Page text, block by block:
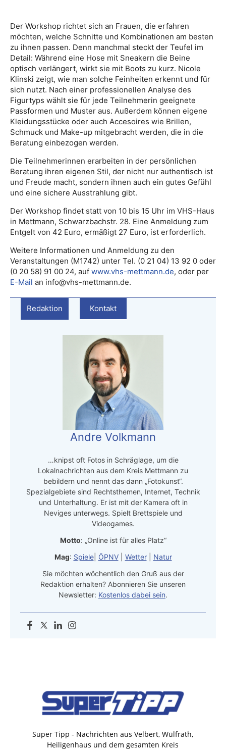
Der Workshop richtet sich an Frauen, die erfahren
möchten, welche Schnitte und Kombinationen am besten
zu ihnen passen. Denn manchmal steckt der Teufel im
Detail: Während eine Hose mit Sneakern die Beine
optisch verlängert, wirkt sie mit Boots zu kurz. Nicole
Klinski zeigt, wie man solche Feinheiten erkennt und für
sich nutzt. Nach einer professionellen Analyse des
Figurtyps wählt sie für jede Teilnehmerin geeignete
Passformen und Muster aus. Außerdem können eigene
Kleidungsstücke oder auch Accesoires wie Brillen,
Schmuck und Make-up mitgebracht werden, die in die
Beratung einbezogen werden.
Die Teilnehmerinnen erarbeiten in der persönlichen
Beratung ihren eigenen Stil, der nicht nur authentisch ist
und Freude macht, sondern ihnen auch ein gutes Gefühl
und eine sichere Ausstrahlung gibt.
Der Workshop findet statt von 10 bis 15 Uhr im VHS-Haus
in Mettmann, Schwarzbachstr. 28. Eine Anmeldung zum
Entgelt von 42 Euro, ermäßigt 27 Euro, ist erforderlich.
Weitere Informationen und Anmeldung zu den
Veranstaltungen (M1742) unter Tel. (0 21 04) 13 92 0 oder
(0 20 58) 91 00 24, auf www.vhs-mettmann.de, oder per
E-Mail an info@vhs-mettmann.de.
Redaktion Kontakt
Andre Volkmann
…knipst oft Fotos in Schräglage, um die
Lokalnachrichten aus dem Kreis Mettmann zu
bebildern und nennt das dann „Fotokunst“.
Spezialgebiete sind Rechtsthemen, Internet, Technik
und Unterhaltung. Er ist mit der Kamera oft in
Neviges unterwegs. Spielt Brettspiele und
Videogames.
Motto: „Online ist für alles Platz“
Mag: Spiele| ÖPNV| Wetter| Natur
Sie möchten wöchentlich den Gruß aus der
Redaktion erhalten? Abonnieren Sie unseren
Newsletter: Kostenlos dabei sein.
Super Tipp - Nachrichten aus Velbert, Wülfrath,
Heiligenhaus und dem gesamten Kreis